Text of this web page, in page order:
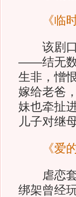
《临
该剧口
——结无数
生非，憎
嫁给老爸
妹也牵扯
儿子对继
《爱
虐恋套
绑架曾经